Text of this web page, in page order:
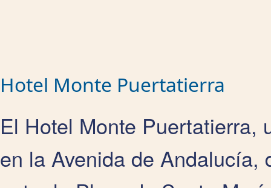
Hotel Monte Puertatierra
El Hotel Monte Puertatierra,
en la Avenida de Andalucía,